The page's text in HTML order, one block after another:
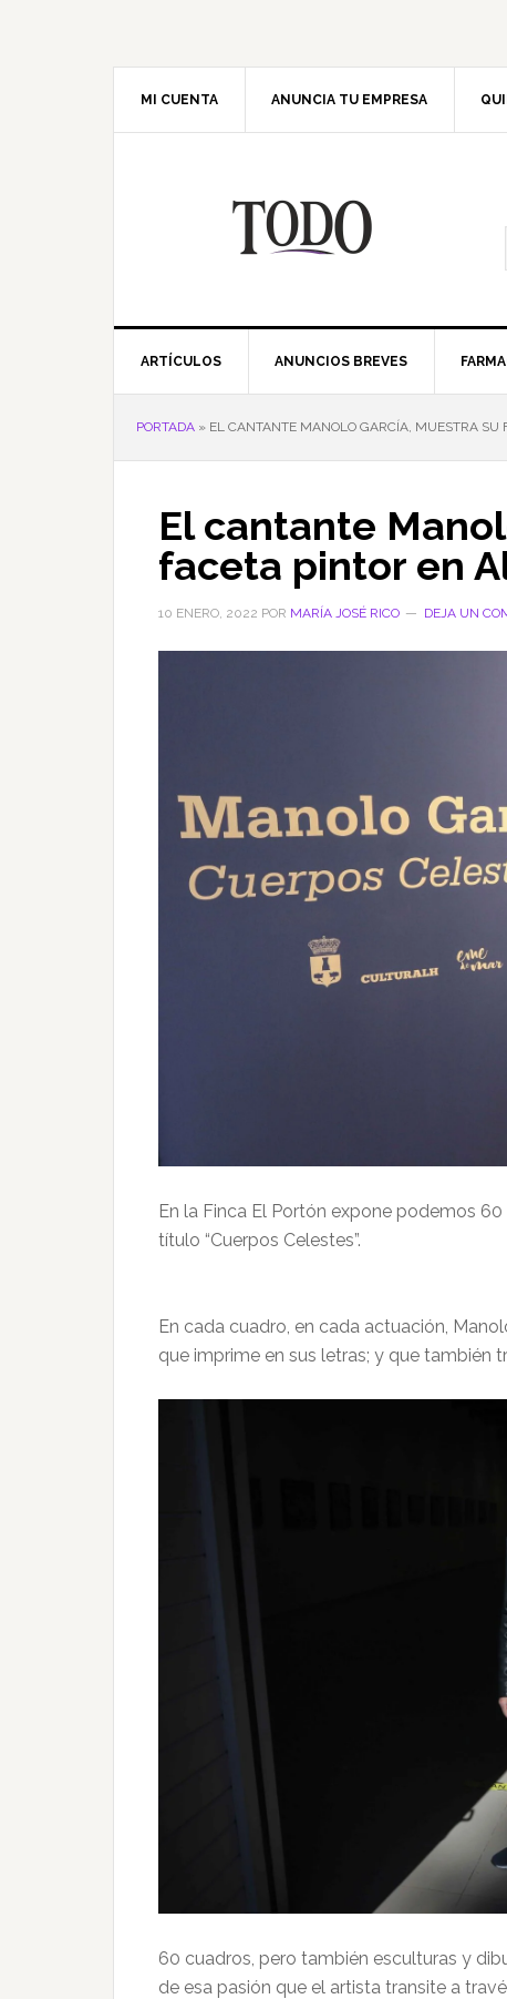
MI CUENTA ANUNCIA TU EMPRESA
ARTÍCULOS ANUNCIOS BREVES
PORTADA » EL CANTANTE MANOLO GARCÍA, MUESTRA SU
El cantante
faceta pintor en
10 ENERO, 2022 POR MARÍA JOSÉ RICO DEJA UN
En la Finca El Portón expone podemos
título “Cuerpos Celestes”.
En cada cuadro, en cada actuación,
que imprime en sus letras; y que también
60 cuadros, pero también esculturas y
de esa pasión que el artista transite a